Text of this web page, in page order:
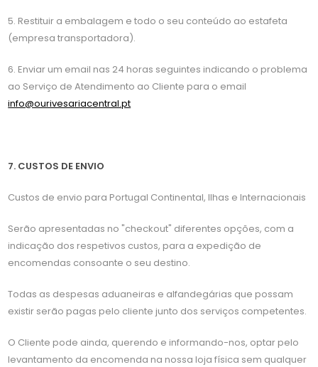
5. Restituir a embalagem e todo o seu conteúdo ao estafeta
(empresa transportadora).
6. Enviar um email nas 24 horas seguintes indicando o problema
ao Serviço de Atendimento ao Cliente para o email
info@ourivesariacentral.pt
7. CUSTOS DE ENVIO
Custos de envio para Portugal Continental, Ilhas e Internacionais
Serão apresentadas no "checkout" diferentes opções, com a
indicação dos respetivos custos, para a expedição de
encomendas consoante o seu destino.
Todas as despesas aduaneiras e alfandegárias que possam
existir serão pagas pelo cliente junto dos serviços competentes.
O Cliente pode ainda, querendo e informando-nos, optar pelo
levantamento da encomenda na nossa loja física sem qualquer